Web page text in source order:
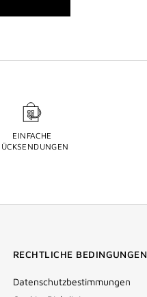
EINFACHE
RECHTLICHE BEDINGUNGEN
Datenschutzbestimmungen